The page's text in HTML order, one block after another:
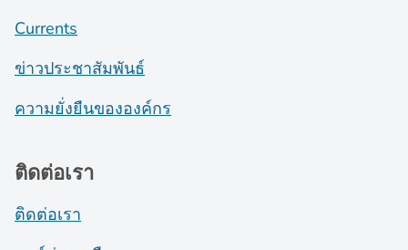
Currents
ข่าวประชาสัมพันธ์
ความยั่งยืนขององค์กร
ติดต่อเรา
ติดต่อเรา